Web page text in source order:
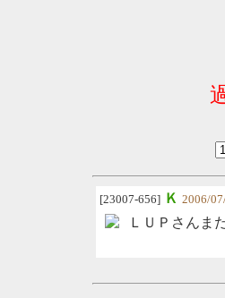
[23007-656] Ｋ 2006/
ＬＵＰさんま